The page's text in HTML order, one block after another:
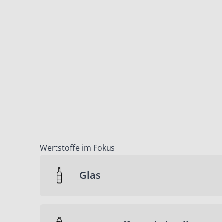
Wertstoffe im Fokus
Glas